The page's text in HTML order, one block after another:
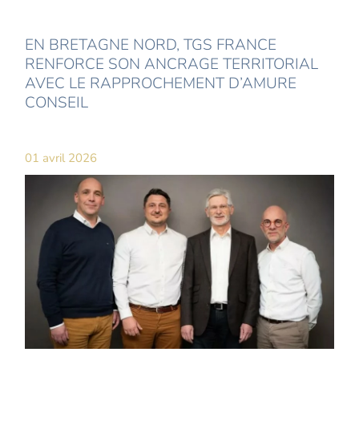
EN BRETAGNE NORD, TGS FRANCE
RENFORCE SON ANCRAGE TERRITORIAL
AVEC LE RAPPROCHEMENT D’AMURE
CONSEIL
01 avril 2026